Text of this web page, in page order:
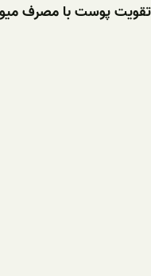
تقویت پوست با مصرف